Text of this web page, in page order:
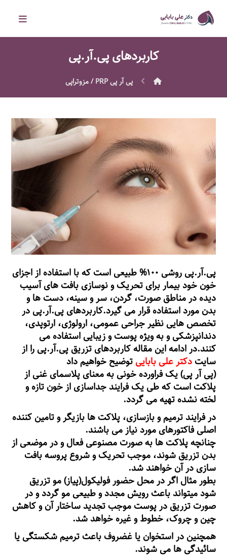
کاربردهای پی.آر.پی
پى آر پى PRP / مزوتراپى
پی.آر.پی روشی ۱۰۰% طبیعی است که با استفاده از اجزای
خون خود بیمار برای تحریک و نوسازی بافت های آسیب
دیده در مناطق صورت، گردن، سر و سینه، دست ها و
بدن مورد استفاده قرار می گیرد.کاربردهای پی.آر.پی در
تخصص هایی نظیر جراحی عمومی، ارولوژی، ارتوپدی،
دندانپزشکی و به ویژه پوست و زیبایی استفاده می
کنند.در ادامه این مقاله کاربردهای تزریق پی.آر.پی را از
سایتدکتر علی بابایی توضیح خواهیم داد
(پی آر پی) یک فراورده خونی به معنای پلاسمای غنی از
پلاکت است که طی یک فرایند جداسازی از خون تازه و
لخته نشده تهیه می گردد.
در فرایند ترمیم و بازسازی، پلاکت ها بازیگر و تامین کننده
اصلی فاکتورهای مورد نیاز می باشند.
چنانچه پلاکت ها به صورت مصنوعی فعال و در موضعی از
بدن تزریق شوند، موجب تحریک و شروع پروسه بافت
سازی در آن خواهند شد.
بطور مثال اگر در محل حضور فولیکول(پیاز) مو تزریق
شود میتواند باعث رویش مجدد و طبیعی مو گردد و در
صورت تزریق در پوست موجب تجدید ساختار آن و کاهش
چین و چروک، خطوط و غیره خواهد شد.
همچنین در استخوان یا غضروف باعث ترمیم شکستگی یا
سائیدگی ها می شوند.